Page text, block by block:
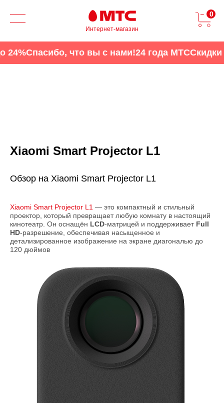
Интернет-магазин
0
Спасибо, что вы с нами!24 года МТССкидки до
Xiaomi Smart Projector L1
Обзор на Xiaomi Smart Projector L1
Xiaomi Smart Projector L1 — это компактный и стильный
проектор, который превращает любую комнату в настоящий
кинотеатр. Он оснащён LCD-матрицей и поддерживает Full
HD-разрешение, обеспечивая насыщенное и
детализированное изображение на экране диагональю до
120 дюймов